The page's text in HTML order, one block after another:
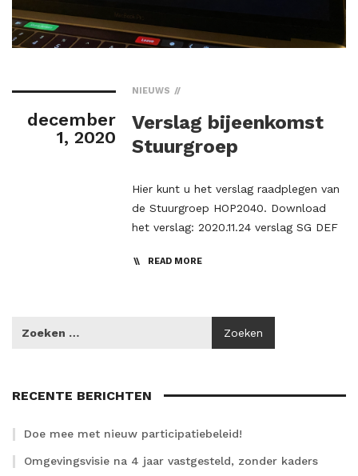
december
1, 2020
NIEUWS
Verslag bijeenkomst
Stuurgroep
Hier kunt u het verslag raadplegen van
de Stuurgroep HOP2040. Download
het verslag: 2020.11.24 verslag SG DEF
READ MORE
RECENTE BERICHTEN
Doe mee met nieuw participatiebeleid!
Omgevingsvisie na 4 jaar vastgesteld, zonder kaders